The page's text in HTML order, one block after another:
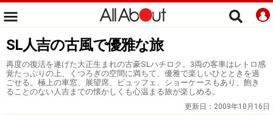
SL人吉の古風で優雅な旅
再度の復活を遂げた大正生まれの古豪SLハチロク。3両の客車はレトロ感
覚たっぷりの上、くつろぎの空間に満ちて、優雅で楽しいひとときを過
ごせる。極上の車窓、展望席、ビュッフェ、ショーケースもあり、飽き
ることのない人吉までの懐かしくも心温まる旅が楽しめる。
更新日： 2009年10月16日